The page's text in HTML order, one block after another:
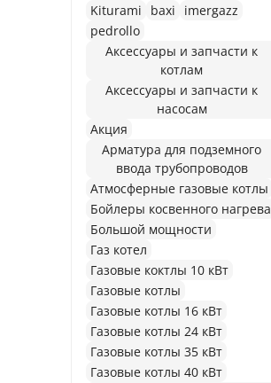
Kiturami
baxi
imergazz
pedrollo
Аксессуары и запчасти к
котлам
Аксессуары и запчасти к
насосам
Акция
Арматура для подземного
ввода трубопроводов
Атмосферные газовые котлы
Бойлеры косвенного нагрева
Большой мощности
Газ котел
Газовые коктлы 10 кВт
Газовые котлы
Газовые котлы 16 кВт
Газовые котлы 24 кВт
Газовые котлы 35 кВт
Газовые котлы 40 кВт